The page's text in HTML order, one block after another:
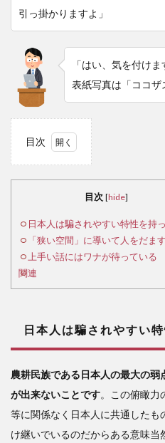
引っ掛かりますよ」
「はい、気を付け
表紙写真は「ココザ
目次
され
やす
い特
性を
持っ
2
「狭
い空
間」
に導
いて
目次 [hide]
日本人は騙されやすい特性を持
「狭い空間」に導いて人をだます
上手い話にはワナが待っている
関連
日本人は騙されやすい特
農耕民族である日本人の最大の弱
が出来ないことです。この俯瞰力
等に関係なく日本人に共通した
け継いでいるのだからある意味当